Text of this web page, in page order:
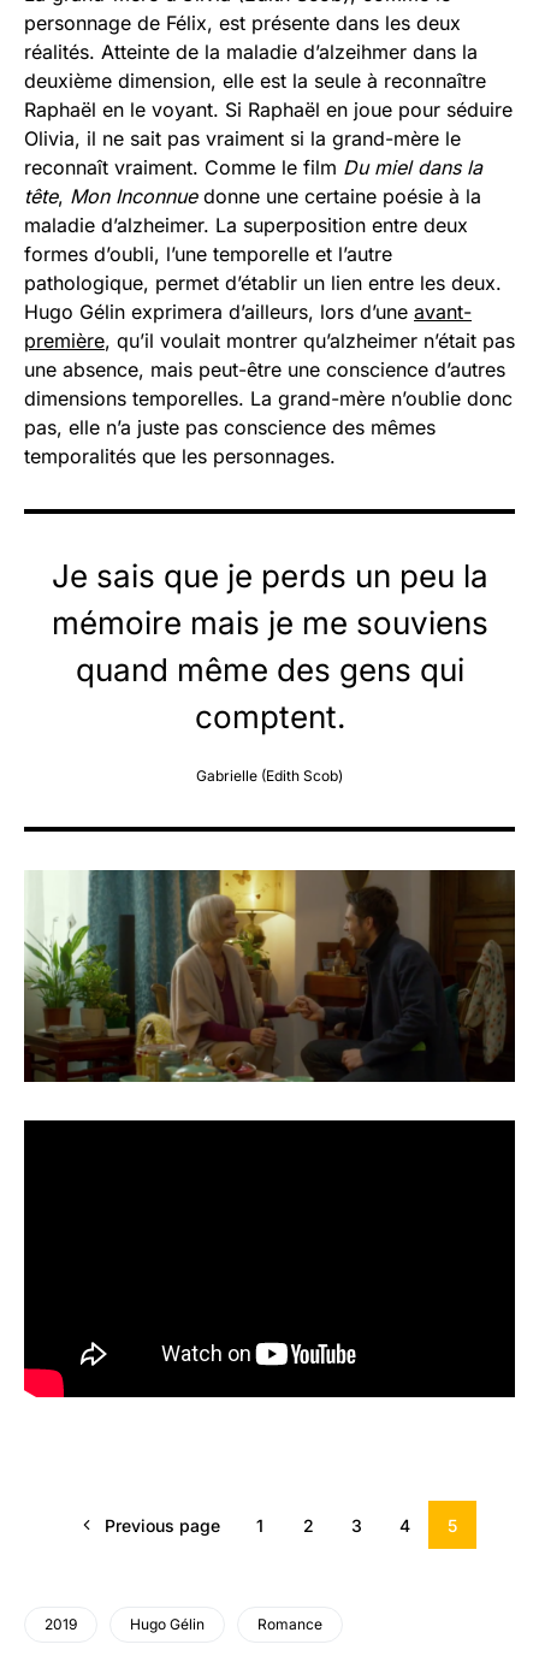
personnage de Félix, est présente dans les deux
réalités. Atteinte de la maladie d’alzeihmer dans la
deuxième dimension, elle est la seule à reconnaître
Raphaël en le voyant. Si Raphaël en joue pour séduire
Olivia, il ne sait pas vraiment si la grand-mère le
reconnaît vraiment. Comme le film Du miel dans la
tête, Mon Inconnuedonne une certaine poésie à la
maladie d’alzheimer. La superposition entre deux
formes d’oubli, l’une temporelle et l’autre
pathologique, permet d’établir un lien entre les deux.
Hugo Gélin exprimera d’ailleurs, lors d’une avant-
première, qu’il voulait montrer qu’alzheimer n’était pas
une absence, mais peut-être une conscience d’autres
dimensions temporelles. La grand-mère n’oublie donc
pas, elle n’a juste pas conscience des mêmes
temporalités que les personnages.
Je sais que je perds un peu la
mémoire mais je me souviens
quand même des gens qui
comptent.
Gabrielle (Edith Scob)
Previous page 1 2 3 4 5
2019 Hugo Gélin Romance